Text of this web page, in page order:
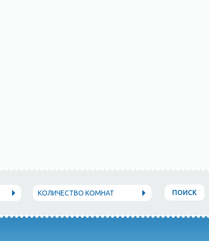
КОЛИЧЕСТВО КОМНАТ ПОИСК